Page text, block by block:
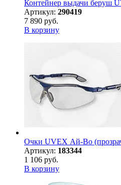
Контейнер выдачи беруш
Артикул: 290419
7 890 руб.
В корзину
Очки UVEX Ай-Во
Артикул: 183344
1 106 руб.
В корзину